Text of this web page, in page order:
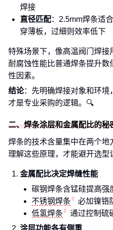
焊接
直径匹配：2.5mm焊条适
穿薄板，过细则效率低下
特殊场景下，像高温阀门焊接
耐腐蚀性能比普通焊条提升
性因素。
结论：先明确焊接对象和环境
才是专业采购的逻辑。🔍
二、焊条涂层和金属配比的秘
焊条的技术含量集中在两个地
理解这些原理，才能避开选型
金属配比决定焊缝性能
碳钢焊条含锰硅提高强
不锈钢焊条
必加镍铬
低氢焊条
通过控制硫
涂层功能各有侧重